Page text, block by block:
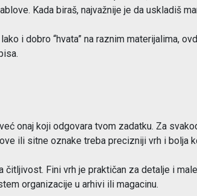
Kada biraš, najvažnije je da uskladiš
i dobro “hvata” na raznim materijalima,
onaj koji odgovara tvom zadatku. Za
ili sitne oznake treba precizniji vrh i bolja
čitljivost. Fini vrh je praktičan za detalje i
organizacije u arhivi ili magacinu.